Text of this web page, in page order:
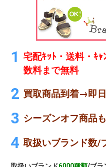
宅配ｷｯﾄ・送料・ｷ
数料まで無料
買取商品到着→即
シーズンオフ商品
取扱いブランド数/